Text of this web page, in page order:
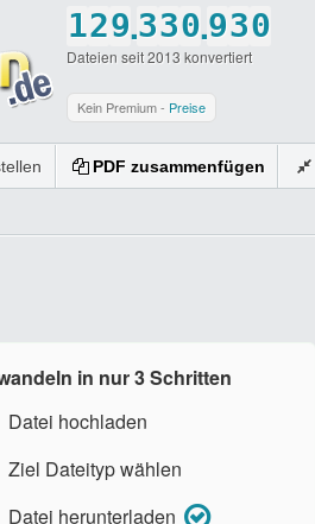
1
2
3
4
5
6
0
2
3
4
5
6
7
9
0
.3
4
5
6
7
8
3
4
5
6
7
8
0
1
2
3
4
5
9
.9
0
3
4
6
7
8
0
1
3
4
5
Dateien seit 2013 konvertiert
Kein Premium - Preise
PDF zusammenfügen
in nur 3 Schritten
Datei hochladen
Ziel Dateityp wählen
Datei herunterladen